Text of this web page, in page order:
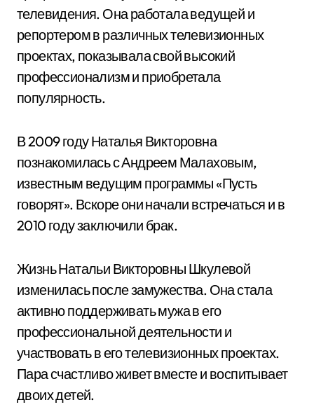
телевидения. Она работала ведущей и
репортером в различных телевизионных
проектах, показывала свой высокий
профессионализм и приобретала
популярность.
В 2009 году Наталья Викторовна
познакомилась с Андреем Малаховым,
известным ведущим программы «Пусть
говорят». Вскоре они начали встречаться и в
2010 году заключили брак.
Жизнь Натальи Викторовны Шкулевой
изменилась после замужества. Она стала
активно поддерживать мужа в его
профессиональной деятельности и
участвовать в его телевизионных проектах.
Пара счастливо живет вместе и воспитывает
двоих детей.